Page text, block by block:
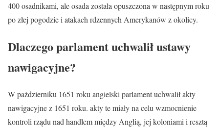
400 osadnikami, ale osada została opuszczona w następnym roku
po złej pogodzie i atakach rdzennych Amerykanów z okolicy.
Dlaczego parlament uchwalił ustawy
nawigacyjne?
W październiku 1651 roku angielski parlament uchwalił akty
nawigacyjne z 1651 roku. akty te miały na celu wzmocnienie
kontroli rządu nad handlem między Anglią, jej koloniami i resztą